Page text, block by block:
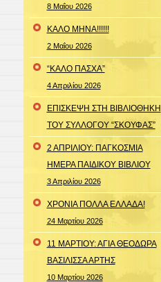
8 Μαΐου 2026
ΚΑΛΟ ΜΗΝΑ!!!!!!
2 Μαΐου 2026
“ΚΑΛΟ ΠΑΣΧΑ”
4 Απριλίου 2026
ΕΠΙΣΚΕΨΗ ΣΤΗ ΒΙΒΛΙΟΘΗΚΗ
ΤΟΥ ΣΥΛΛΟΓΟΥ “ΣΚΟΥΦΑΣ”
2 ΑΠΡΙΛΙΟΥ: ΠΑΓΚΟΣΜΙΑ
ΗΜΕΡΑ ΠΑΙΔΙΚΟΥ ΒΙΒΛΙΟΥ
3 Απριλίου 2026
ΧΡΟΝΙΑ ΠΟΛΛΑ ΕΛΛΑΔΑ!
24 Μαρτίου 2026
11 ΜΑΡΤΙΟΥ: ΑΓΙΑ ΘΕΟΔΩΡΑ
ΒΑΣΙΛΙΣΣΑ ΑΡΤΗΣ
10 Μαρτίου 2026